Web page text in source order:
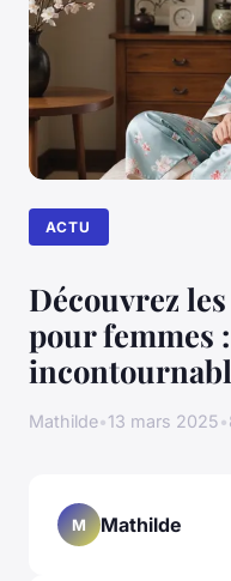
ACTU
Découvrez
pour femmes
Mathilde•13 mars 2025•
M Mathilde